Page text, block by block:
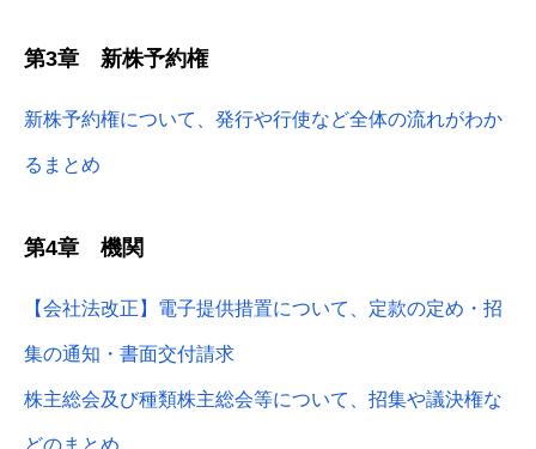
第3章 新株予約権
新株予約権について、発行や行使など全体の流れがわか
るまとめ
第4章 機関
【会社法改正】電子提供措置について、定款の定め・招
集の通知・書面交付請求
株主総会及び種類株主総会等について、招集や議決権な